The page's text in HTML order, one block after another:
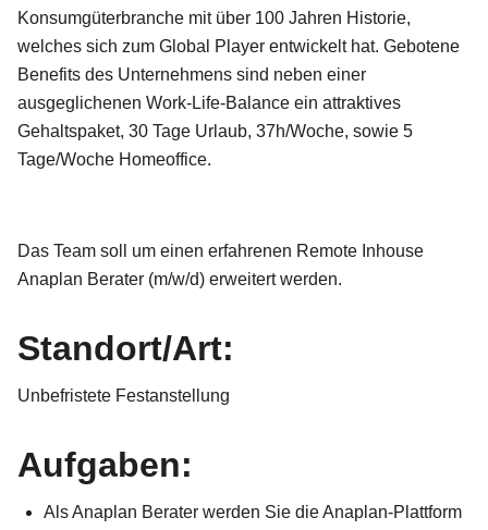
Konsumgüterbranche mit über 100 Jahren Historie,
welches sich zum Global Player entwickelt hat. Gebotene
Benefits des Unternehmens sind neben einer
ausgeglichenen Work-Life-Balance ein attraktives
Gehaltspaket, 30 Tage Urlaub, 37h/Woche, sowie 5
Tage/Woche Homeoffice.
Das Team soll um einen erfahrenen Remote Inhouse
Anaplan Berater (m/w/d) erweitert werden.
Standort/Art:
Unbefristete Festanstellung
Aufgaben:
Als Anaplan Berater werden Sie die Anaplan-Plattform